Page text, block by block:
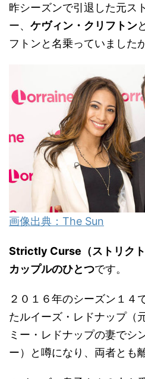
昨シーズンで引退した元ス
ー、 ケヴィン・クリフトン
フトンと名乗っていました
画像出典：The Sun
Strictly Curse （ストリク
カップルのひとつです。
２０１６年のシーズン１４
たルイーズ・レドナップ（
ミー・レドナップの妻でシ
ー）と噂になり、両者とも